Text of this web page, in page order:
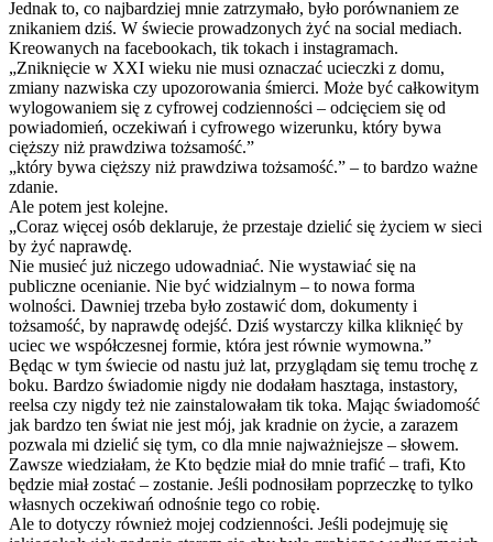
Jednak to, co najbardziej mnie zatrzymało, było porównaniem ze
znikaniem dziś. W świecie prowadzonych żyć na social mediach.
Kreowanych na facebookach, tik tokach i instagramach.
„Zniknięcie w XXI wieku nie musi oznaczać ucieczki z domu,
zmiany nazwiska czy upozorowania śmierci. Może być całkowitym
wylogowaniem się z cyfrowej codzienności – odcięciem się od
powiadomień, oczekiwań i cyfrowego wizerunku, który bywa
cięższy niż prawdziwa tożsamość.”
„który bywa cięższy niż prawdziwa tożsamość.” – to bardzo ważne
zdanie.
Ale potem jest kolejne.
„Coraz więcej osób deklaruje, że przestaje dzielić się życiem w sieci
by żyć naprawdę.
Nie musieć już niczego udowadniać. Nie wystawiać się na
publiczne ocenianie. Nie być widzialnym – to nowa forma
wolności. Dawniej trzeba było zostawić dom, dokumenty i
tożsamość, by naprawdę odejść. Dziś wystarczy kilka kliknięć by
uciec we współczesnej formie, która jest równie wymowna.”
Będąc w tym świecie od nastu już lat, przyglądam się temu trochę z
boku. Bardzo świadomie nigdy nie dodałam hasztaga, instastory,
reelsa czy nigdy też nie zainstalowałam tik toka. Mając świadomość
jak bardzo ten świat nie jest mój, jak kradnie on życie, a zarazem
pozwala mi dzielić się tym, co dla mnie najważniejsze – słowem.
Zawsze wiedziałam, że Kto będzie miał do mnie trafić – trafi, Kto
będzie miał zostać – zostanie. Jeśli podnosiłam poprzeczkę to tylko
własnych oczekiwań odnośnie tego co robię.
Ale to dotyczy również mojej codzienności. Jeśli podejmuję się